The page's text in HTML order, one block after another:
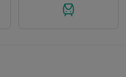
for identification. Store
on a device.
and content,